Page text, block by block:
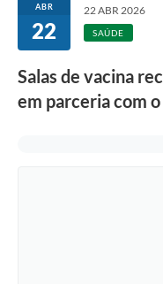
ABR
22
22 ABR 2026
SAÚDE
Salas de vacina
em parceria com